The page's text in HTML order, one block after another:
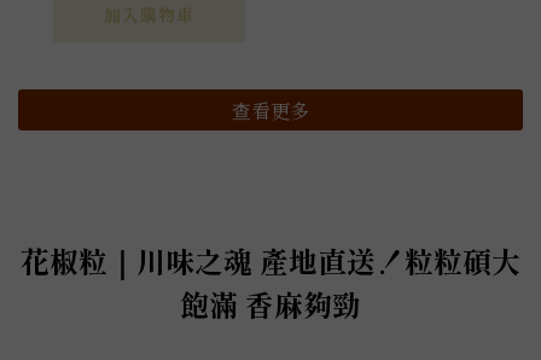
加入購物車
查看更多
花椒粒｜川味之魂 產地直送！粒粒碩大
飽滿 香麻夠勁